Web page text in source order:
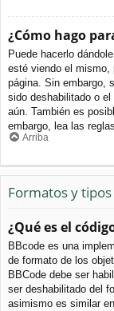
¿Cómo hago
Puede hacerlo
esté viendo el mismo,
página. Sin embargo,
sido deshabilitado o
aún. También es
embargo, lea las
Arriba
Formatos y
¿Qué es el
BBcode es una
de formato de los
BBCode debe ser
ser deshabilitado del
asimismo es similar